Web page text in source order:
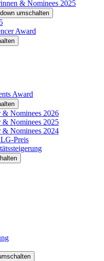
& Nominees 2025
umschalten
Award
Award
& Nominees 2026
& Nominees 2025
& Nominees 2024
Preis